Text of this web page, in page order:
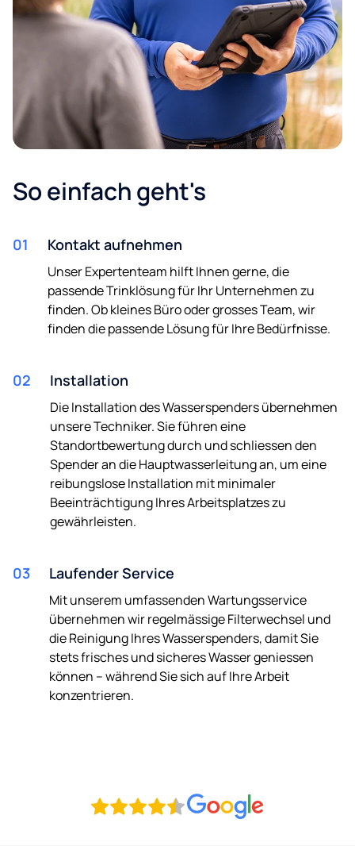
So einfach geht's
01 Kontakt aufnehmen
Unser Expertenteam hilft Ihnen gerne, die
passende Trinklösung für Ihr Unternehmen zu
finden. Ob kleines Büro oder grosses Team, wir
finden die passende Lösung für Ihre Bedürfnisse.
02 Installation
Die Installation des Wasserspenders übernehmen
unsere Techniker. Sie führen eine
Standortbewertung durch und schliessen den
Spender an die Hauptwasserleitung an, um eine
reibungslose Installation mit minimaler
Beeinträchtigung Ihres Arbeitsplatzes zu
gewährleisten.
03 Laufender Service
Mit unserem umfassenden Wartungsservice
übernehmen wir regelmässige Filterwechsel und
die Reinigung Ihres Wasserspenders, damit Sie
stets frisches und sicheres Wasser geniessen
können – während Sie sich auf Ihre Arbeit
konzentrieren.